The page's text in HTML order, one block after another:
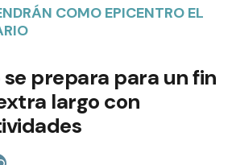
COMO EPICENTRO EL
prepara para un fin
largo con